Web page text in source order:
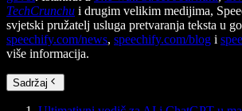
TechCrunchu i drugim velikim medijima,
svjetski pružatelj usluga pretvaranja teksta u
speechify.com/news, speechify.com/blog i
više informacija.
Sadržaj